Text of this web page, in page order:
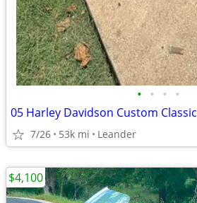
• • • •
05 Harley Davidson Custom Classic
7/26 53k mi Leander
$4,100